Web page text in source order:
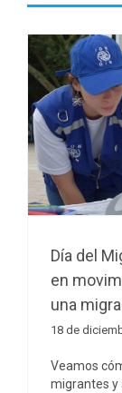
Día del
en
una
18 de
Veamos
migrantes y